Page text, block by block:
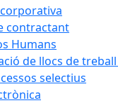
contractant
Humans
de llocs de
selectius